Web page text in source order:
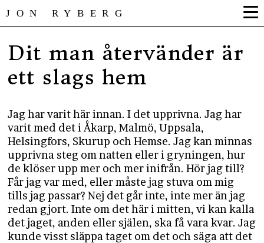
JON RYBERG
Dit man återvänder är
ett slags hem
Jag har varit här innan. I det upprivna. Jag har
varit med det i Åkarp, Malmö, Uppsala,
Helsingfors, Skurup och Hemse. Jag kan minnas
upprivna steg om natten eller i gryningen, hur
de klöser upp mer och mer inifrån. Hör jag till?
Får jag var med, eller måste jag stuva om mig
tills jag passar? Nej det går inte, inte mer än jag
redan gjort. Inte om det här i mitten, vi kan kalla
det jaget, anden eller själen, ska få vara kvar. Jag
kunde visst släppa taget om det och säga att det